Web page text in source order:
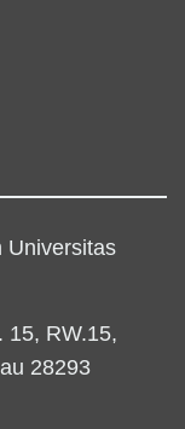
Universitas
15, RW.15,
28293